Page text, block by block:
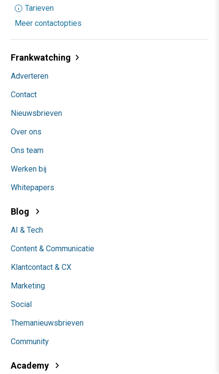
Tarieven
Meer contactopties
Frankwatching
Adverteren
Contact
Nieuwsbrieven
Over ons
Ons team
Werken bij
Whitepapers
Blog
AI & Tech
Content & Communicatie
Klantcontact & CX
Marketing
Social
Themanieuwsbrieven
Community
Academy